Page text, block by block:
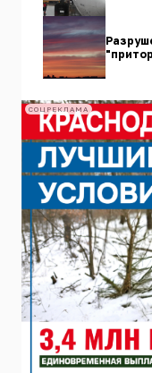
СОЦРЕКЛАМА